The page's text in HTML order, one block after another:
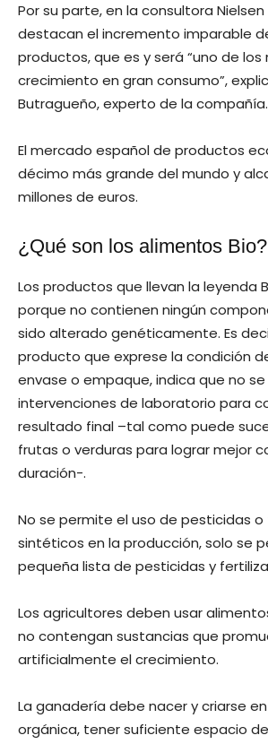
Por su parte, en la consultora
destacan el incremento imparable
productos, que es y será “uno de
crecimiento en gran consumo”,
Butragueño, experto de la compañía.
El mercado español de productos
décimo más grande del mundo y
millones de euros.
¿Qué son los alimentos Bio?
Los productos que llevan la leyenda
porque no contienen ningún
sido alterado genéticamente. Es
producto que exprese la condición
envase o empaque, indica que no se
intervenciones de laboratorio para
resultado final –tal como puede
frutas o verduras para lograr mejor
duración-.
No se permite el uso de pesticidas
sintéticos en la producción, solo se
pequeña lista de pesticidas y
Los agricultores deben usar
no contengan sustancias que
artificialmente el crecimiento.
La ganadería debe nacer y criarse
orgánica, tener suficiente espacio